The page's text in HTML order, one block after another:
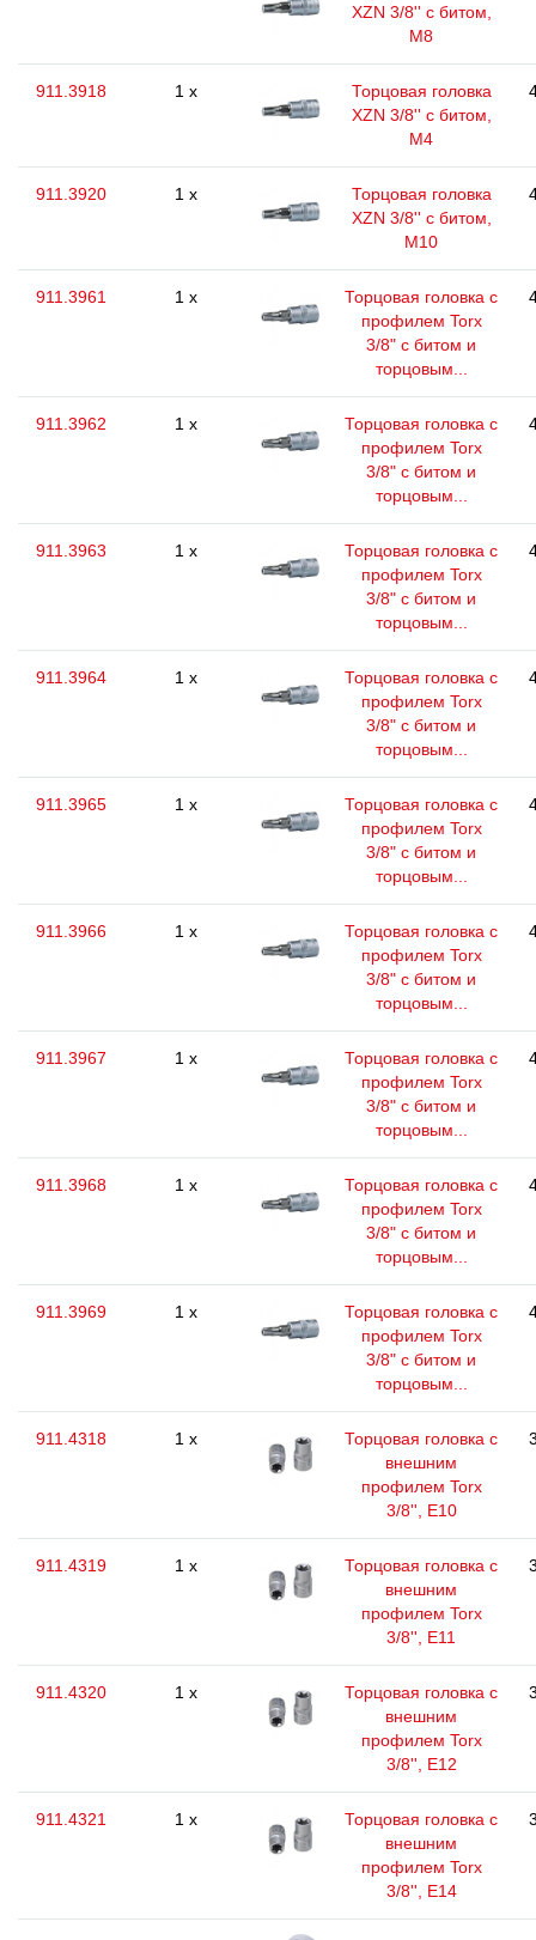
XZN 3/8'' с битом,
M8
911.3918 1 x
Торцовая головка
XZN 3/8'' с битом,
M4
911.3920 1 x
Торцовая головка
XZN 3/8'' с битом,
M10
911.3961 1 x
Торцовая головка с
профилем Torx
3/8" с битом и
торцовым...
911.3962 1 x
Торцовая головка с
профилем Torx
3/8" с битом и
торцовым...
911.3963 1 x
Торцовая головка с
профилем Torx
3/8" с битом и
торцовым...
911.3964 1 x
Торцовая головка с
профилем Torx
3/8" с битом и
торцовым...
911.3965 1 x
Торцовая головка с
профилем Torx
3/8" с битом и
торцовым...
911.3966 1 x
Торцовая головка с
профилем Torx
3/8" с битом и
торцовым...
911.3967 1 x
Торцовая головка с
профилем Torx
3/8" с битом и
торцовым...
911.3968 1 x
Торцовая головка с
профилем Torx
3/8" с битом и
торцовым...
911.3969 1 x
Торцовая головка с
профилем Torx
3/8" с битом и
торцовым...
911.4318 1 x
Торцовая головка с
внешним
профилем Torx
3/8'', E10
911.4319 1 x
Торцовая головка с
внешним
профилем Torx
3/8'', E11
911.4320 1 x
Торцовая головка с
внешним
профилем Torx
3/8'', E12
911.4321 1 x
Торцовая головка с
внешним
профилем Torx
3/8'', E14